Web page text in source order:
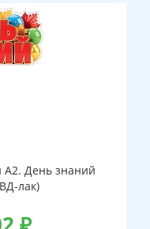
А2. День знаний
лак)